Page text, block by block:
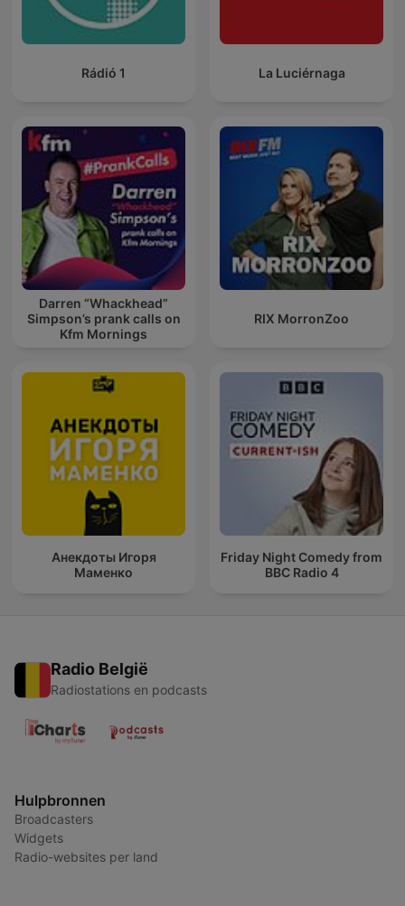
Rádió 1 La Luciérnaga
Darren “Whackhead”
Simpson’s prank calls on
Kfm Mornings
RIX MorronZoo
Анекдоты Игоря
Маменко
Friday Night Comedy from
BBC Radio 4
Radio België
Radiostations en podcasts
Hulpbronnen
Broadcasters
Widgets
Radio-websites per land